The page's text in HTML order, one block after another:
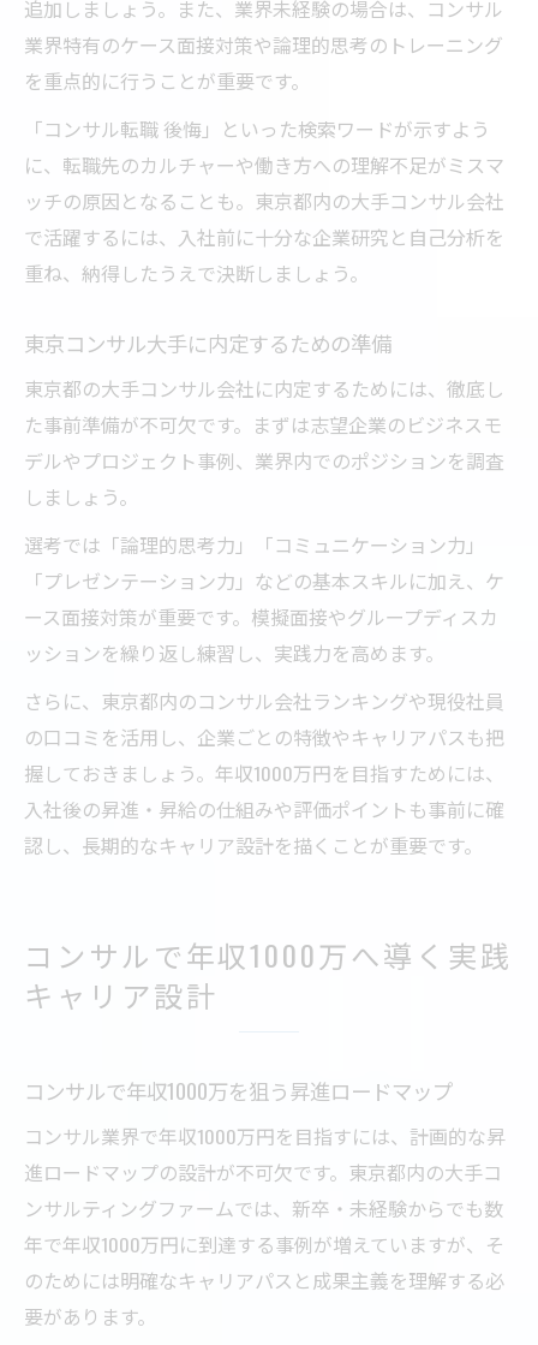
追加しましょう。また、業界未経験の場合は、コンサル
業界特有のケース面接対策や論理的思考のトレーニング
を重点的に行うことが重要です。
「コンサル転職 後悔」といった検索ワードが示すよう
に、転職先のカルチャーや働き方への理解不足がミスマ
ッチの原因となることも。東京都内の大手コンサル会社
で活躍するには、入社前に十分な企業研究と自己分析を
重ね、納得したうえで決断しましょう。
東京コンサル大手に内定するための準備
東京都の大手コンサル会社に内定するためには、徹底し
た事前準備が不可欠です。まずは志望企業のビジネスモ
デルやプロジェクト事例、業界内でのポジションを調査
しましょう。
選考では「論理的思考力」「コミュニケーション力」
「プレゼンテーション力」などの基本スキルに加え、ケ
ース面接対策が重要です。模擬面接やグループディスカ
ッションを繰り返し練習し、実践力を高めます。
さらに、東京都内のコンサル会社ランキングや現役社員
の口コミを活用し、企業ごとの特徴やキャリアパスも把
握しておきましょう。年収1000万円を目指すためには、
入社後の昇進・昇給の仕組みや評価ポイントも事前に確
認し、長期的なキャリア設計を描くことが重要です。
コンサルで年収1000万へ導く実践
キャリア設計
コンサルで年収1000万を狙う昇進ロードマップ
コンサル業界で年収1000万円を目指すには、計画的な昇
進ロードマップの設計が不可欠です。東京都内の大手コ
ンサルティングファームでは、新卒・未経験からでも数
年で年収1000万円に到達する事例が増えていますが、そ
のためには明確なキャリアパスと成果主義を理解する必
要があります。